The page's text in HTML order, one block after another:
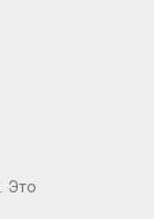
Это